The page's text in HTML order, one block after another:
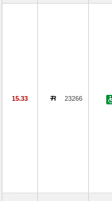
15.33 23266